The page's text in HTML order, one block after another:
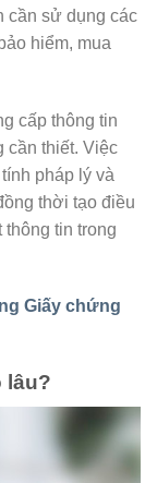
cần sử dụng các
hiểm, mua
cấp thông tin
cần thiết. Việc
pháp lý và
thời tạo điều
tin trong
Giấy chứng
lâu?